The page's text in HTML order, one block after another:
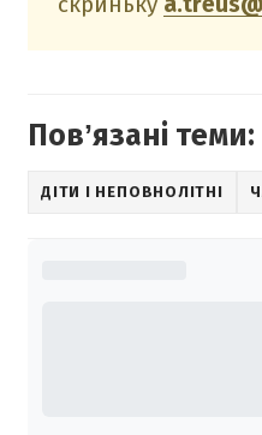
Повʼязані теми:
ДІТИ І НЕПОВНОЛІТНІ